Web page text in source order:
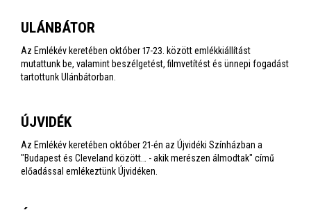
ULÁNBÁTOR
Az Emlékév keretében október 17-23. között emlékkiállítást
mutattunk be, valamint beszélgetést, filmvetítést és ünnepi fogadást
tartottunk Ulánbátorban.
ÚJVIDÉK
Az Emlékév keretében október 21-én az Újvidéki Színházban a
"Budapest és Cleveland között… - akik merészen álmodtak" című
előadással emlékeztünk Újvidéken.